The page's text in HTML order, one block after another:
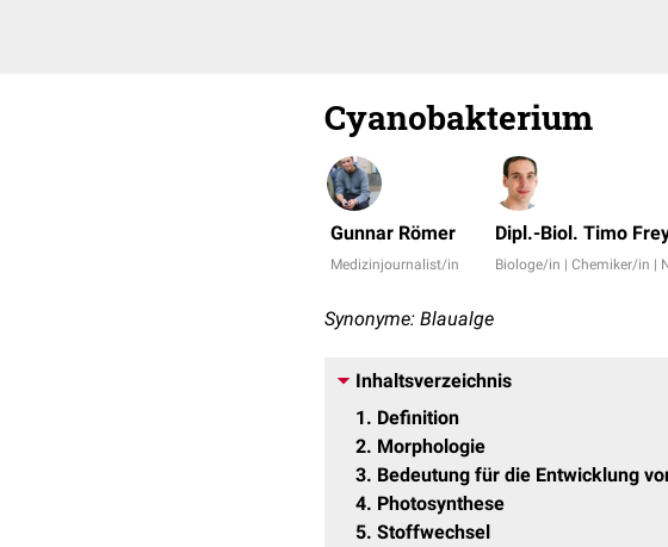
Cyanobakterium
Gunnar Römer
Medizinjournalist/in
Dipl.-Biol. Timo
Biologe/in | Chemiker/in |
Synonyme: Blaualge
Inhaltsverzeichnis
1
Definition
2 Morphologie
3 Bedeutung für die Entwicklung
4 Photosynthese
5 Stoffwechsel